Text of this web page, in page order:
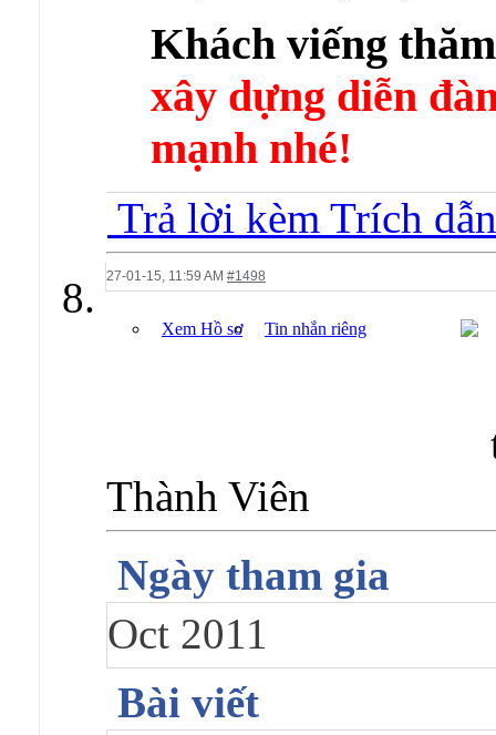
Khách viếng
xây dựng diễn
mạnh nhé!
Trả lời kèm Trích dẫn
27-01-15, 11:59 AM #1498
Xem Hồ sơ Tin nhắn riêng
Thành Viên
Ngày tham gia
Oct 2011
Bài viết